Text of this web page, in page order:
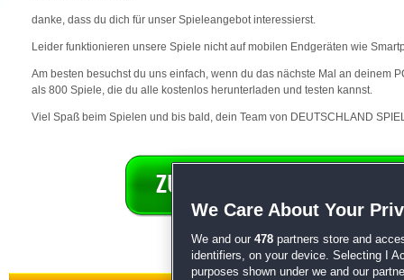
danke, dass du dich für unser Spieleangebot interessierst.
Leider funktionieren unsere Spiele nicht auf mobilen Endgeräten wie
Am besten besuchst du uns einfach, wenn du das nächste Mal an deinem
als 800 Spiele, die du alle kostenlos herunterladen und testen kannst.
Viel Spaß beim Spielen und bis bald, dein Team von DEUTSCHLAND
We Care About Your
We and our 478 partners store and
identifiers, on your device. Selecting I
purposes shown under we and our